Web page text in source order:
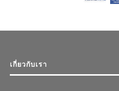
เกี่ยวกับเรา